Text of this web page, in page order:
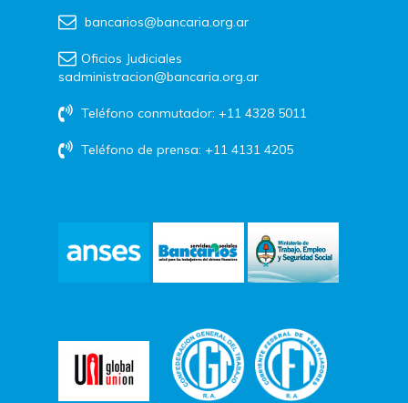
bancarios@bancaria.org.ar
Oficios Judiciales
sadministracion@bancaria.org.ar
Teléfono conmutador: +11 4328 5011
Teléfono de prensa: +11 4131 4205